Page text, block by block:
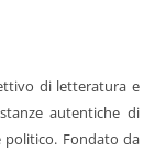
di letteratura e
autentiche di
politico. Fondato da